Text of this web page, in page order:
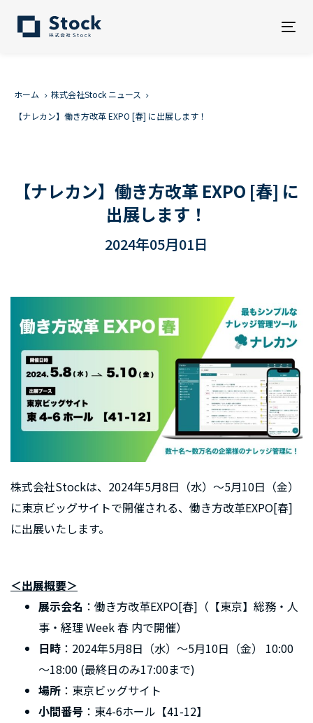
ホーム
株式会社Stock ニュース
【ナレカン】働き方改革 EXPO [春] に出展します！
【ナレカン】働き方改革 EXPO [春] に
出展します！
2024年05月01日
株式会社Stockは、2024年5月8日（水）〜5月10日（金）
に東京ビッグサイトで開催される、働き方改革EXPO[春]
に出展いたします。
＜出展概要＞
展示会名 ：働き方改革EXPO[春]（【東京】総務・人
事・経理 Week 春 内で開催）
日時 ：2024年5月8日（水）〜5月10日（金） 10:00
～18:00 (最終日のみ17:00まで)
場所 ：東京ビッグサイト
小間番号 ：東4-6ホール【41-12】